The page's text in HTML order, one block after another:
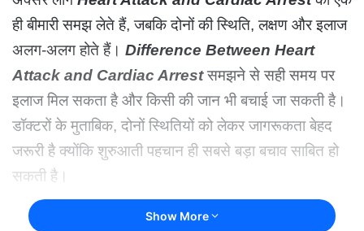
ही बीमारी समझ लेते हैं, जबकि दोनों की स्थिति, लक्षण और इलाज
अलग-अलग होते हैं। Difference Between Heart
Attack and Cardiac Arrestसमझने से सही समय पर
इलाज मिल सकता है और किसी की जान भी बचाई जा सकती है।
डॉक्टरों के मुताबिक, दोनों स्थितियों को लेकर जागरूकता बेहद
जरूरी है क्योंकि शुरुआती पहचान ही सबसे बड़ा बचाव साबित हो
सकती है।
Show More